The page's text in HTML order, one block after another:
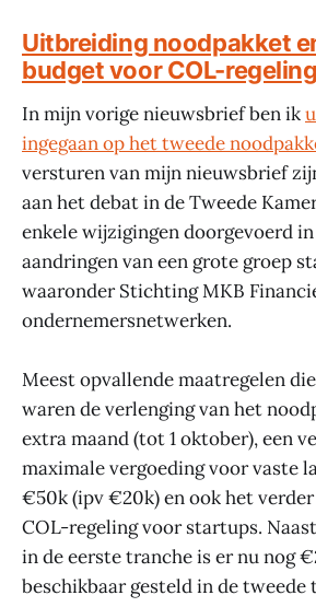
Uitbreiding noodpakket
budget voor COL-regeling
In mijn vorige nieuwsbrief ben ik
ingegaan op het tweede
versturen van mijn nieuwsbrief
aan het debat in de Tweede
enkele wijzigingen doorgevoerd
aandringen van een grote groep
waaronder Stichting MKB
ondernemersnetwerken.
Meest opvallende maatregelen
waren de verlenging van het
extra maand (tot 1 oktober), een
maximale vergoeding voor vaste
€50k (ipv €20k) en ook het
COL-regeling voor startups.
in de eerste tranche is er nu nog
beschikbaar gesteld in de tweede